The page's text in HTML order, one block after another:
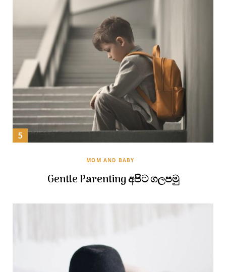
MOM AND BABY
Gentle Parenting අපිට ගලපමු